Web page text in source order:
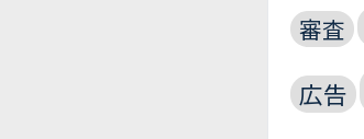
審査
広告